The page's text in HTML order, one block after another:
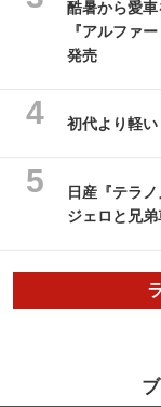
酷暑から愛
『アルファ
発売
初代より軽
日産『テラ
ジェロと兄弟